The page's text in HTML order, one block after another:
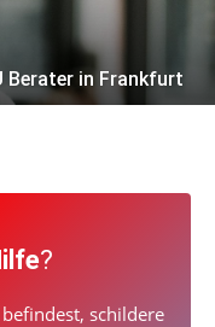
Berater in Frankfurt
?
schildere